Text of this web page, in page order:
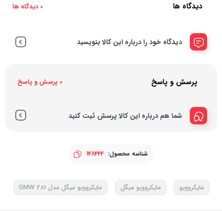
دیدگاه ها 0 دیدگاه ها
دیدگاه خود را درباره این کالا بنویسید
پرسش و پاسخ 0 پرسش و پاسخ
شما هم درباره این کالا پرسش ثبت کنید
شناسه محصول: 148444
مایکروویو مایکروویو میگل مایکروویو میگل مدل GMW 281